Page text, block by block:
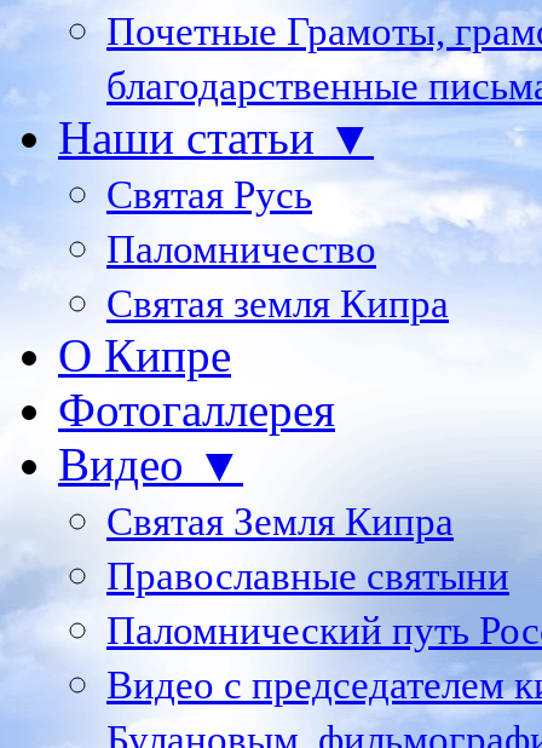
Почетные Грамоты,
благодарственные
Наши статьи ▼
Святая Русь
Паломничество
Святая земля Кипра
О Кипре
Фотогаллерея
Видео ▼
Святая Земля Кипра
Православные святыни
Паломнический путь
Видео с председателем